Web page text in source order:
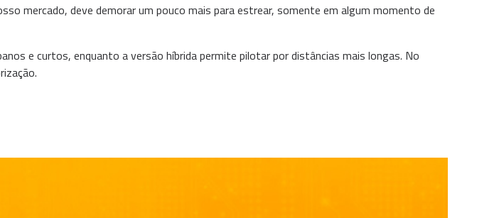
mercado, deve demorar um pouco mais para estrear, somente em algum momento de
e curtos, enquanto a versão híbrida permite pilotar por distâncias mais longas. No